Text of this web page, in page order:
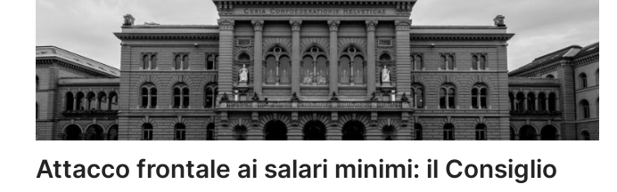
Attacco frontale ai salari minimi: il Consiglio